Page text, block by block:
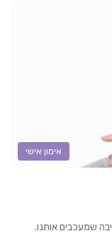
אימון אישי
שמעכבים אותנו.